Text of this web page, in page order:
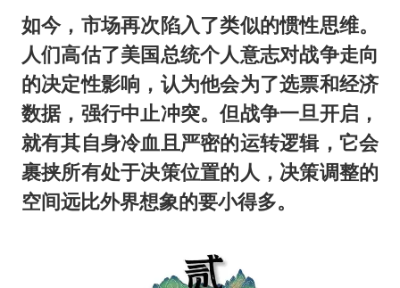
如今，市场再次陷入了类似的惯性思维。
人们高估了美国总统个人意志对战争走向
的决定性影响，认为他会为了选票和经济
数据，强行中止冲突。但战争一旦开启，
就有其自身冷血且严密的运转逻辑，它会
裹挟所有处于决策位置的人，决策调整的
空间远比外界想象的要小得多。